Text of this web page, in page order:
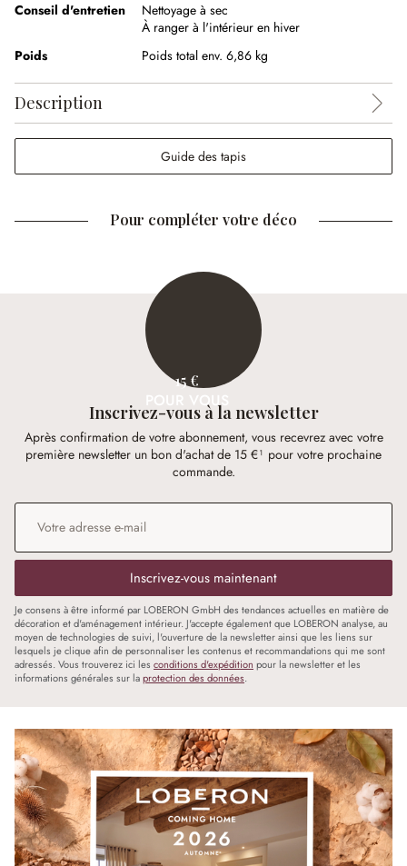
Conseil d'entretien
Nettoyage à sec
À ranger à l'intérieur en hiver
Poids
Poids total env. 6,86 kg
Description
Guide des tapis
Pour compléter votre déco
15 €
POUR VOUS
Inscrivez-vous à la newsletter
Après confirmation de votre abonnement, vous recevrez avec votre
première newsletter un bon d'achat de 15 €¹ pour votre prochaine
commande.
Adresse e-mail
Inscrivez-vous maintenant
Je consens à être informé par LOBERON GmbH des tendances actuelles en matière de
décoration et d'aménagement intérieur. J'accepte également que LOBERON analyse, au
moyen de technologies de suivi, l'ouverture de la newsletter ainsi que les liens sur
lesquels je clique afin de personnaliser les contenus et recommandations qui me sont
adressés. Vous trouverez ici les conditions d'expédition pour la newsletter et les
informations générales sur laprotection des données.